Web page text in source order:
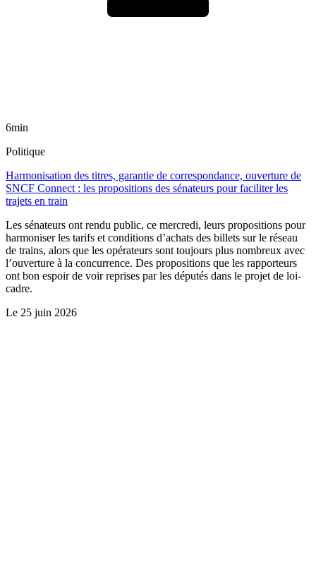
6min
Politique
Harmonisation des titres, garantie de correspondance, ouverture de
SNCF Connect : les propositions des sénateurs pour faciliter les
trajets en train
Les sénateurs ont rendu public, ce mercredi, leurs propositions pour
harmoniser les tarifs et conditions d’achats des billets sur le réseau
de trains, alors que les opérateurs sont toujours plus nombreux avec
l’ouverture à la concurrence. Des propositions que les rapporteurs
ont bon espoir de voir reprises par les députés dans le projet de loi-
cadre.
Le 25 juin 2026